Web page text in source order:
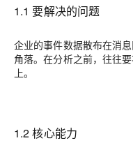
1.1 要解决的问题
企业的事件数据散布在消
角落。在分析之前，往往
上。
1.2 核心能力